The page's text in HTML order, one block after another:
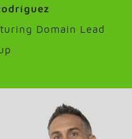
Domain Lead